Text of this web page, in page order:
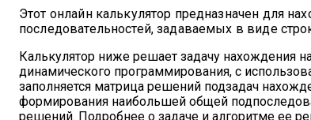
Этот онлайн калькулятор предназначен для
последовательностей, задаваемых в виде
Калькулятор ниже решает задачу нахождения
динамического программирования, с
заполняется матрица решений подзадач
формирования наибольшей общей
решений. Подробнее о задаче и алгоритме ее